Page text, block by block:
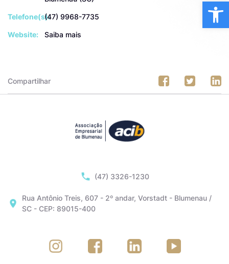
Telefone(s):(47) 9968-7735
Website: Saiba mais
Compartilhar
(47) 3326-1230
Rua Antônio Treis, 607 - 2º andar, Vorstadt - Blumenau /
SC - CEP: 89015-400